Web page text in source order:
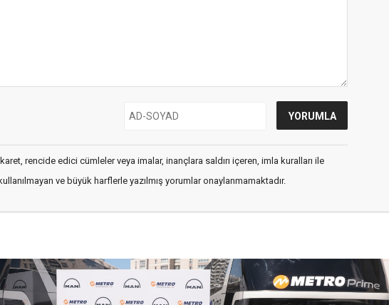
rencide edici cümleler veya imalar, inançlara saldırı içeren, imla kuralları ile
ve büyük harflerle yazılmış yorumlar onaylanmamaktadır.